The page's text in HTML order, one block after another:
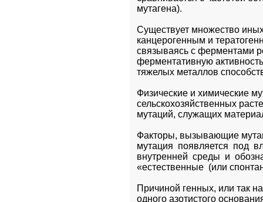
мутагена).
Существует множество
канцерогенным и
связываясь с ферментами
ферментативную
тяжелых металлов
Физические и химические
сельскохозяйственных
мутаций, служащих
Факторы, вызывающие
мутация  появляется  под
внутренней  среды  и
«естественные  (или
Причиной генных, или так
одного азотистого